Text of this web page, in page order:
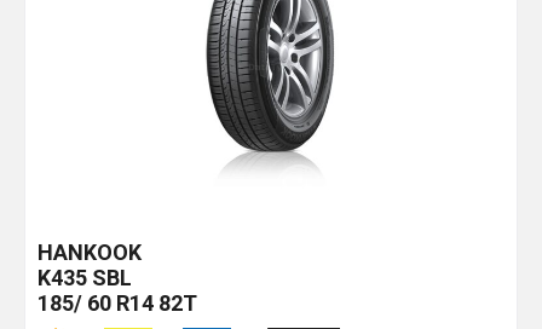
HANKOOK
K435 SBL
185/ 60 R14 82T